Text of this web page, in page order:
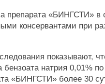
препарата «БИНГСТИ» в
консервантами при
показывают,
бензоата натрия 0,01%
«БИНГСТИ» более 30